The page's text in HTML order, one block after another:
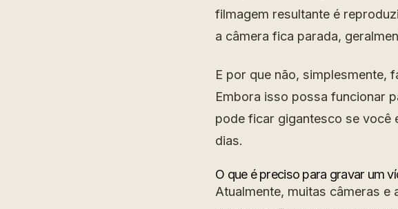
filmagem resultante é
a câmera fica parada,
E por que não, simplesmente,
Embora isso possa funcionar
pode ficar gigantesco se você
dias.
O que é preciso para gravar um
Atualmente, muitas câmeras